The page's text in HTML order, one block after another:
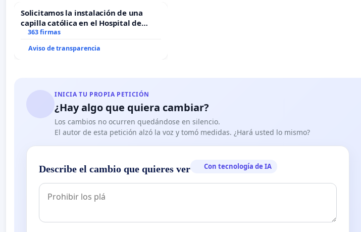
Solicitamos la instalación de una
capilla católica en el Hospital de
Alcañiz
363 firmas
Aviso de transparencia
INICIA TU PROPIA PETICIÓN
¿Hay algo que quiera cambiar?
Los cambios no ocurren quedándose en silencio.
El autor de esta petición alzó la voz y tomó medidas. ¿Hará usted lo mismo?
Describe el cambio que quieres ver Con tecnología de IA